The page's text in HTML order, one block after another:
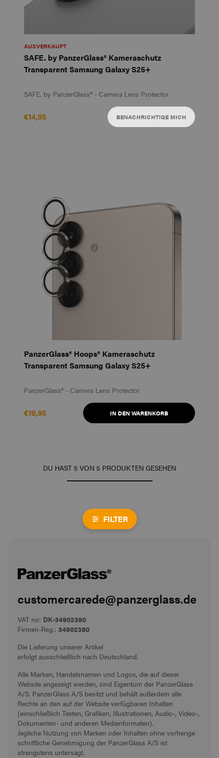
AUSVERKAUFT
SAFE. by PanzerGlass® Kameraschutz
Transparent Samsung Galaxy S25+
SAFE. by PanzerGlass® - Camera Lens Protector
€14,95 BENACHRICHTIGE MICH
PanzerGlass® Hoops® Kameraschutz
Transparent Samsung Galaxy S25+
PanzerGlass® - Camera Lens Protector
€19,95 IN DEN WARENKORB
DU HAST 5 VON 5 PRODUKTEN GESEHEN
FILTER
customercarede@panzerglass.de
VAT no: DK-34902380
Firmen-Reg.: 34902380
Die Lieferung unserer Artikel
erfolgt ausschließlich nach Deutschland.
Alle Marken, Handelsnamen und Logos, die auf dieser
Website angezeigt werden, sind Eigentum der PanzerGlass
A/S. PanzerGlass A/S besitzt und behält außerdem alle
Rechte an den auf der Website verfügbaren Inhalten
(einschließlich Texten, Grafiken, Illustrationen, Audio-, Video-,
Dokumenten- und anderen Medienformaten).
Jegliche Nutzung von Marken oder Inhalten ohne vorherige
schriftliche Genehmigung der PanzerGlass A/S ist
strengstens untersagt.